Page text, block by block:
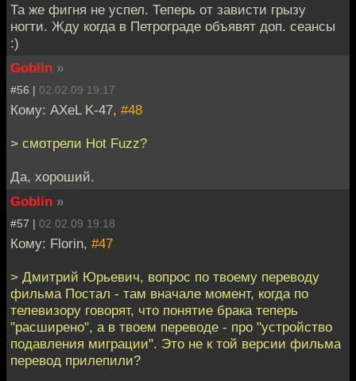
Та же фигня не успел. Теперь от зависти грызу
ногти. Жду когда в Петрограде объявят доп. сеансы
:)
Goblin »
#56 | 02.02.09 19:17
Кому: AXeL K-47, #48
> смотрели Hot Fuzz?
Да, хороший.
Goblin »
#57 | 02.02.09 19:18
Кому: Florin, #47
> Дмитрий Юрьевич, вопрос по твоему переводу
фильма Постал - там вначале момент, когда по
телевизору говорят, что понятие брака теперь
"расширено", а в твоем переводе - про "устройство
подавления миграции". Это не к той версии фильма
перевод прилепили?